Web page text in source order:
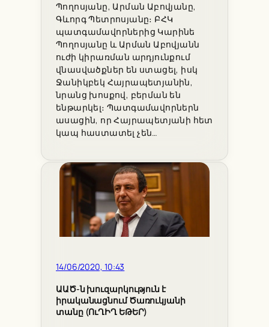
Պողոսյանը, Արման Աբովյանը,
Գևորգ Պետրոսյանը։ ԲՀԿ
պատգամավորներից Կարինե
Պողոսյանը և Արման Աբովյանն
ուժի կիրառման արդյունքում
վնասվածքներ են ստացել, իսկ
Ջանիկբեկ Հայրապետյանին,
նրանց խոսքով, բերման են
ենթարկել։ Պատգամավորներն
ասացին, որ Հայրապետյանի հետ
կապ հաստատել չեն…
14/06/2020, 10:43
ԱԱԾ-ն խուզարկություն է
իրականացնում Ծառուկյանի
տանը (ՈւՂԻՂ ԵԹԵՐ)